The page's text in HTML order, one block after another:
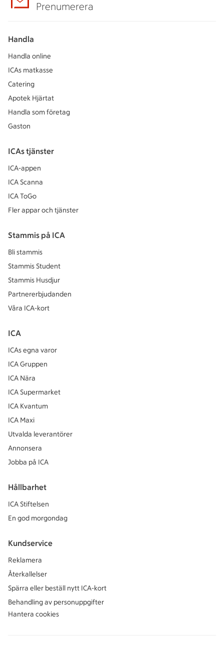
Prenumerera
Handla
Handla online
ICAs matkasse
Catering
Apotek Hjärtat
Handla som företag
Gaston
ICAs tjänster
ICA-appen
ICA Scanna
ICA ToGo
Fler appar och tjänster
Stammis på ICA
Bli stammis
Stammis Student
Stammis Husdjur
Partnererbjudanden
Våra ICA-kort
ICA
ICAs egna varor
ICA Gruppen
ICA Nära
ICA Supermarket
ICA Kvantum
ICA Maxi
Utvalda leverantörer
Annonsera
Jobba på ICA
Hållbarhet
ICA Stiftelsen
En god morgondag
Kundservice
Reklamera
Återkallelser
Spärra eller beställ nytt ICA-kort
Behandling av personuppgifter
Hantera cookies